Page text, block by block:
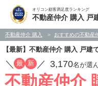
オリコン顧客満足度ランキング
不動産仲介 購入 戸
不動産仲介 購入 おすすめの不動産
【最新】不動産仲介 購入 戸建
／ 最 新 ／ 3,170名が選
不動産仲介